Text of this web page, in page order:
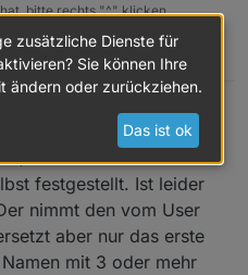
bitte rechts "^" klicken.
keine Leerzeichen sein!
20:11
festgestellt. Ist leider
nimmt den vom User
aber nur das erste
mit 3 oder mehr
zusätzliche Dienste für
Sie können Ihre
ändern oder zurückziehen.
Das ist ok